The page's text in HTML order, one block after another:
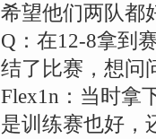
希望他们两队都
Q：在12-8拿到
结了比赛，想问
Flex1n：当时拿
是训练赛也好，